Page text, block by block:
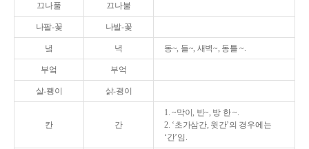
끄나풀 끄나불
나팔-꽃 나발-꽃
녘 녁 동~, 들~, 새벽~, 동틀 ~.
부엌 부억
살-쾡이 삵-괭이
칸 간
1. ~막이, 빈~, 방 한 ~.
2. ‘초가삼간, 윗간’의 경우에는
‘간’임.